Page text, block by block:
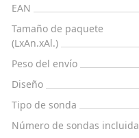
EAN
Tamaño de paquete
(LxAn.xAl.)
Peso del envío
Diseño
Tipo de sonda
Número de sondas